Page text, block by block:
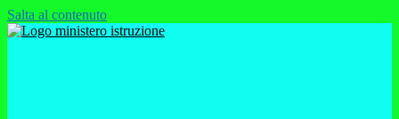
Salta al contenuto